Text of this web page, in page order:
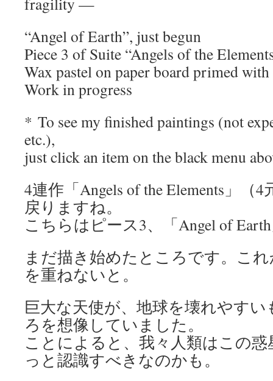
“Angel of Earth”, just begun
Piece 3 of Suite “Angels of the
Wax pastel on paper board primed with
Work in progress
* To see my finished paintings (not
etc.),
just click an item on the black menu
4連作「Angels of the Elements」（
戻りますね。
こちらはピース3、「Angel of
まだ描き始めたところです。こ
を重ねないと。
巨大な天使が、地球を壊れやす
ろを想像していました。
ことによると、我々人類はこの
っと認識すべきなのかも。